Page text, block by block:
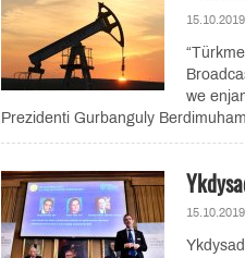
we
Prezidenti Gurbanguly